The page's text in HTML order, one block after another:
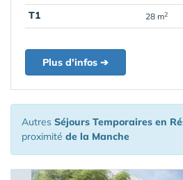
T1
28 m2
Plus d'infos ➔
Autres Séjours Temporaires en
proximité de la Manche